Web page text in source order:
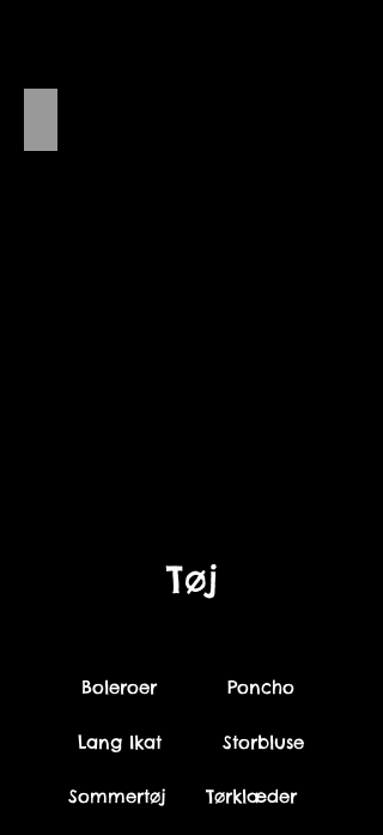
Tøj
Boleroer
Lang Ikat
Sommertøj
Poncho
Storbluse
Tørklæder